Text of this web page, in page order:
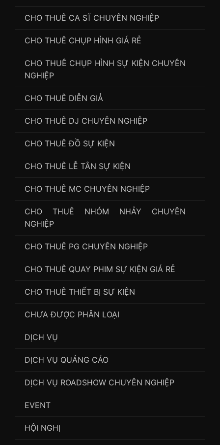
CHO THUÊ CA SĨ CHUYÊN NGHIỆP
CHO THUÊ CHỤP HÌNH GIÁ RẺ
CHO THUÊ CHỤP HÌNH SỰ KIỆN CHUYÊN
NGHIỆP
CHO THUÊ DIỄN GIẢ
CHO THUÊ DJ CHUYÊN NGHIỆP
CHO THUÊ ĐỒ SỰ KIỆN
CHO THUÊ LỄ TÂN SỰ KIỆN
CHO THUÊ MC CHUYÊN NGHIỆP
CHO THUÊ NHÓM NHẢY CHUYÊN
NGHIỆP
CHO THUÊ PG CHUYÊN NGHIỆP
CHO THUÊ QUAY PHIM SỰ KIỆN GIÁ RẺ
CHO THUÊ THIẾT BỊ SỰ KIỆN
CHƯA ĐƯỢC PHÂN LOẠI
DỊCH VỤ
DỊCH VỤ QUẢNG CÁO
DỊCH VỤ ROADSHOW CHUYÊN NGHIỆP
EVENT
HỘI NGHỊ